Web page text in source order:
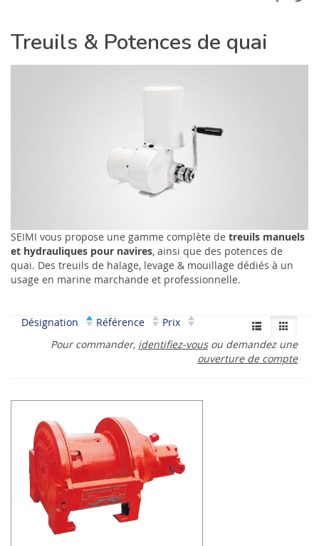
Treuils & Potences de quai
SEIMI vous propose une gamme complète de treuils manuels
et hydrauliques pour navires, ainsi que des potences de
quai. Des treuils de halage, levage & mouillage dédiés à un
usage en marine marchande et professionnelle.
Désignation Référence
Prix
Pour commander, identifiez-vousou demandez une
ouverture de compte